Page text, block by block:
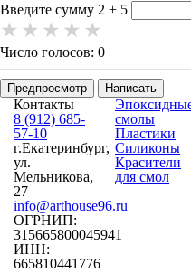
Введите сумму 2 + 5
Число голосов: 0
Предпросмотр Написать
Контакты
8 (912) 685-
57-10
г.Екатеринбург,
ул.
Мельникова,
27
info@arthouse96.ru
ОГРНИП:
315665800045941
ИНН:
665810441776
смолы
Пластики
Силиконы
Красители
для смол